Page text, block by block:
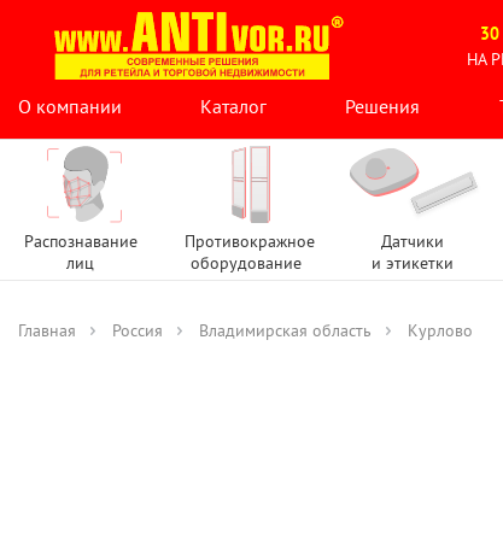
НА
О компании
Каталог Решения
Распознавание
лиц
Противокражное
оборудование
Датчики
и этикетки
Главная Россия Владимирская область Курлово